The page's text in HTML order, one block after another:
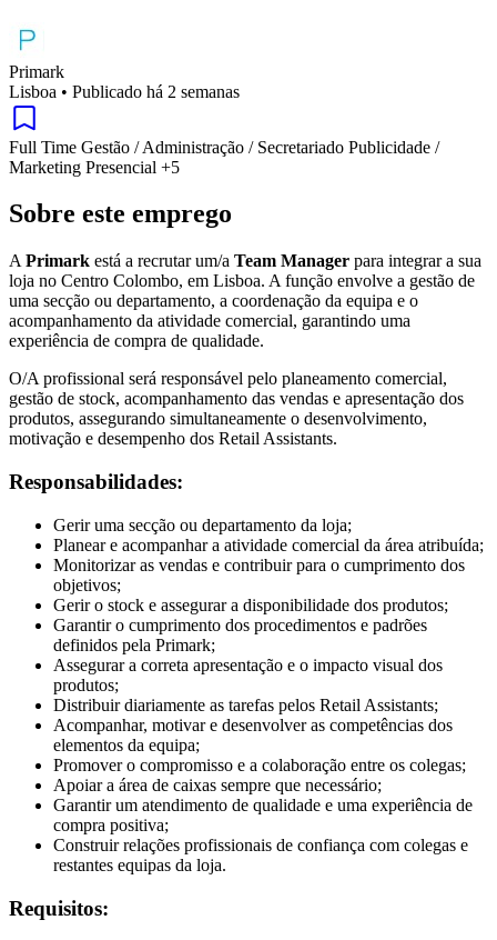
Primark
Lisboa • Publicado há 2 semanas
Full Time Gestão / Administração / Secretariado Publicidade /
Marketing Presencial +5
Sobre este emprego
A Primark está a recrutar um/a Team Manager para integrar a sua
loja no Centro Colombo, em Lisboa. A função envolve a gestão de
uma secção ou departamento, a coordenação da equipa e o
acompanhamento da atividade comercial, garantindo uma
experiência de compra de qualidade.
O/A profissional será responsável pelo planeamento comercial,
gestão de stock, acompanhamento das vendas e apresentação dos
produtos, assegurando simultaneamente o desenvolvimento,
motivação e desempenho dos Retail Assistants.
Responsabilidades:
Gerir uma secção ou departamento da loja;
Planear e acompanhar a atividade comercial da área atribuída;
Monitorizar as vendas e contribuir para o cumprimento dos
objetivos;
Gerir o stock e assegurar a disponibilidade dos produtos;
Garantir o cumprimento dos procedimentos e padrões
definidos pela Primark;
Assegurar a correta apresentação e o impacto visual dos
produtos;
Distribuir diariamente as tarefas pelos Retail Assistants;
Acompanhar, motivar e desenvolver as competências dos
elementos da equipa;
Promover o compromisso e a colaboração entre os colegas;
Apoiar a área de caixas sempre que necessário;
Garantir um atendimento de qualidade e uma experiência de
compra positiva;
Construir relações profissionais de confiança com colegas e
restantes equipas da loja.
Requisitos: